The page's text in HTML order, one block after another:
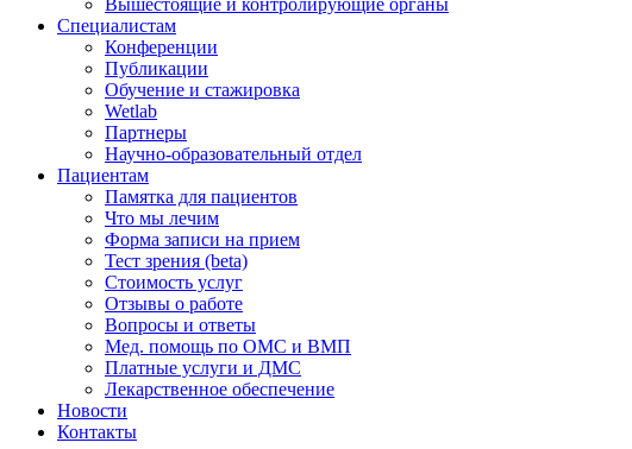
Вышестоящие и контролирующие органы
Специалистам
Конференции
Публикации
Обучение и стажировка
Wetlab
Партнеры
Научно-образовательный отдел
Пациентам
Памятка для пациентов
Что мы лечим
Форма записи на прием
Тест зрения (beta)
Стоимость услуг
Отзывы о работе
Вопросы и ответы
Мед. помощь по ОМС и ВМП
Платные услуги и ДМС
Лекарственное обеспечение
Новости
Контакты